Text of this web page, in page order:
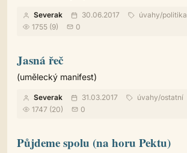
Severak 30.06.2017 úvahy/politika
1755 (9)
0
Jasná řeč
(umělecký manifest)
Severak 31.03.2017 úvahy/ostatní
1747 (20)
0
Půjdeme spolu (na horu Pektu)